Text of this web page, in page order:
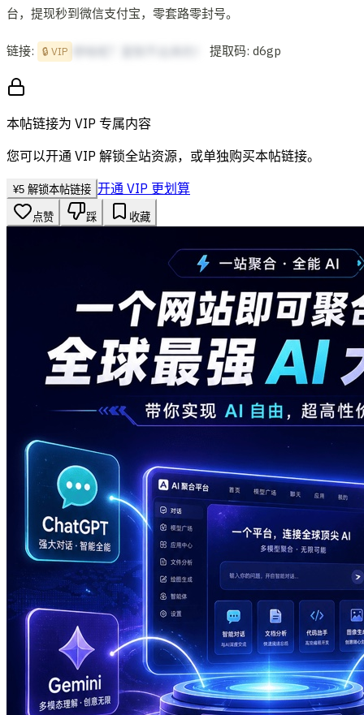
台，提现秒到微信支付宝，零套路零封号。
链接: 🔒 VIP 提取码: d6gp
本帖链接为 VIP 专属内容
您可以开通 VIP 解锁全站资源，或单独购买本帖链接。
¥5 解锁本帖链接 开通 VIP 更划算
点赞 踩 收藏